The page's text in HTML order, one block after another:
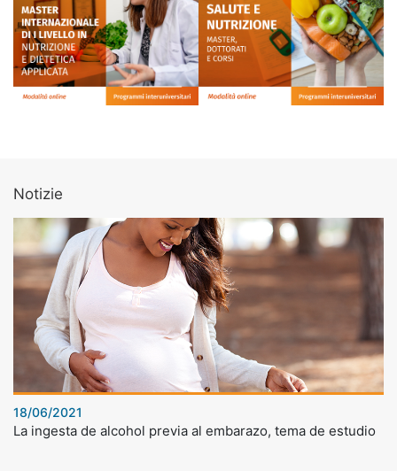
Notizie
18/06/2021
La ingesta de alcohol previa al embarazo, tema de estudio